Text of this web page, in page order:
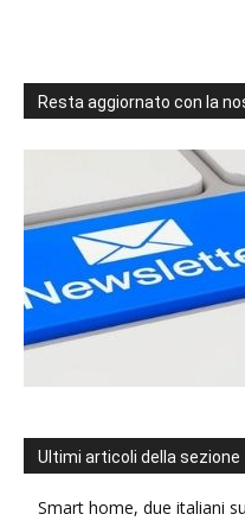
Resta aggiornato con la
Ultimi articoli della sezione
Smart home, due italiani